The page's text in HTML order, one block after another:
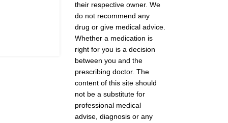
their respective owner. We
do not recommend any
drug or give medical advice.
Whether a medication is
right for you is a decision
between you and the
prescribing doctor. The
content of this site should
not be a substitute for
professional medical
advise, diagnosis or any